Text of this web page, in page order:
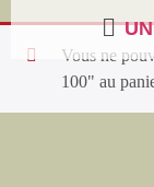
Vous ne
100" au